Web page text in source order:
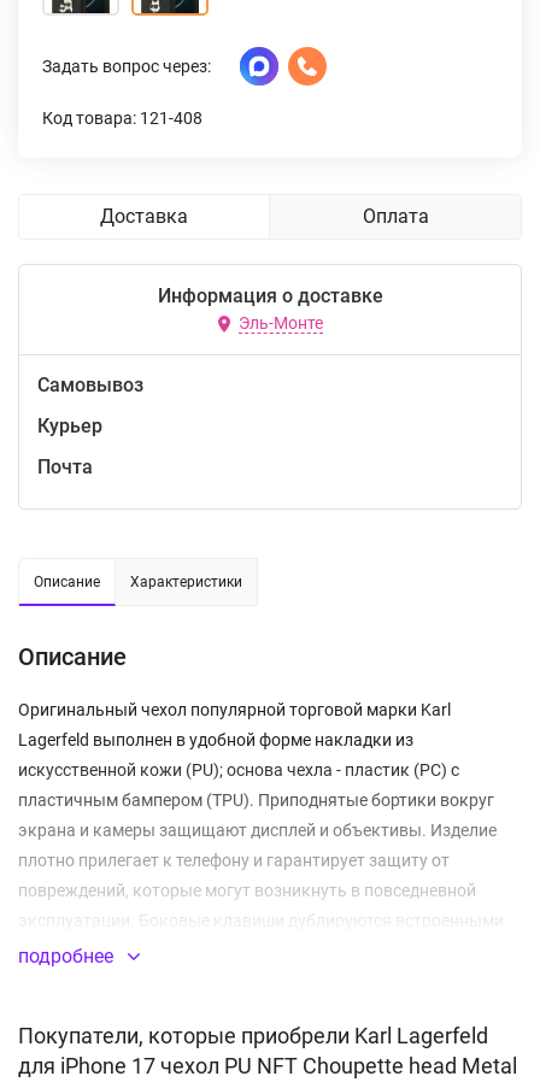
Задать вопрос через:
Код товара: 121-408
Доставка Оплата
Информация о доставке
Эль-Монте
Самовывоз
Курьер
Почта
Описание Характеристики
Описание
Оригинальный чехол популярной торговой марки Karl
Lagerfeld выполнен в удобной форме накладки из
искусственной кожи (PU); основа чехла - пластик (PC) с
пластичным бампером (TPU). Приподнятые бортики вокруг
экрана и камеры защищают дисплей и объективы. Изделие
плотно прилегает к телефону и гарантирует защиту от
повреждений, которые могут возникнуть в повседневной
эксплуатации. Боковые клавиши дублируются встроенными
алюминиевыми заглушками, предохраняющими от попадания
кейса не препятствует nfc сигналу. Благодаря встроенному
магниту MagSafe вы сможете легко подключить беспроводную
подробнее
Покупатели, которые приобрели Karl Lagerfeld
для iPhone 17 чехол PU NFT Choupette head Metal